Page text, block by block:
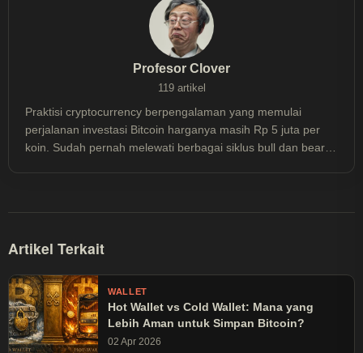
Profesor Clover
119 artikel
Praktisi cryptocurrency berpengalaman yang memulai
perjalanan investasi Bitcoin harganya masih Rp 5 juta per
koin. Sudah pernah melewati berbagai siklus bull dan bear
ekosistem cryptocurrency secara menyeluruh. Kini fokus
pada strategi investasi Bitcoin jangka panjang, berbagi
pengetahuan teknis mulai dari cara kerja Bitcoin, teknologi
blockchain, hingga tutorial praktis penggunaan wallet dan
exchange melalui blog ini. Semua konten ditulis berdasarkan
riset mendalam dan pengalaman langsung untuk membantu
Artikel Terkait
WALLET
Hot Wallet vs Cold Wallet: Mana yang
Lebih Aman untuk Simpan Bitcoin?
02 Apr 2026